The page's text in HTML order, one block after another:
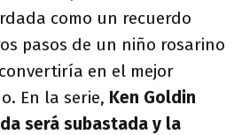
como un recuerdo
pasos de un niño rosarino
en el mejor
En la serie, Ken Goldin
será subastada y la